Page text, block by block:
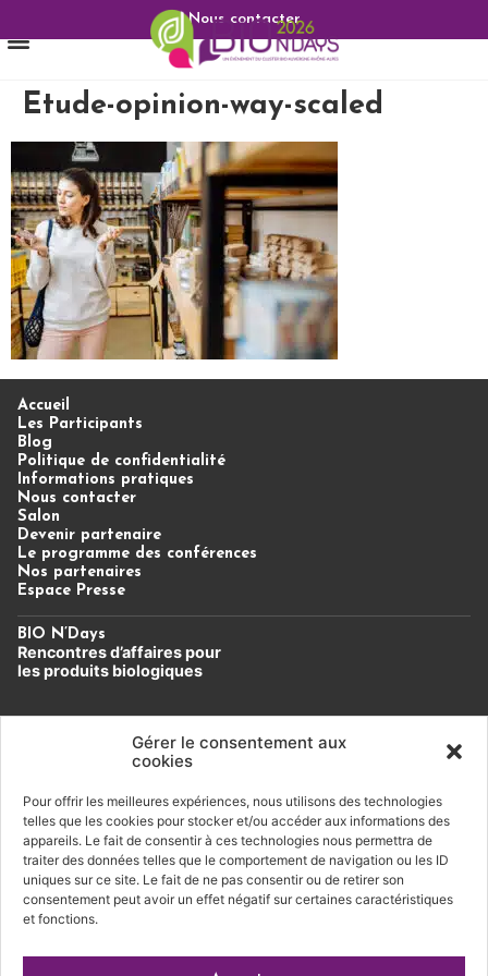
Gérer le consentement aux
cookies
Pour offrir les meilleures expériences, nous utilisons des technologies
telles que les cookies pour stocker et/ou accéder aux informations des
appareils. Le fait de consentir à ces technologies nous permettra de
traiter des données telles que le comportement de navigation ou les ID
uniques sur ce site. Le fait de ne pas consentir ou de retirer son
consentement peut avoir un effet négatif sur certaines caractéristiques
et fonctions.
Nous contacter
Etude-opinion-way-scaled
Accueil
Les Participants
Blog
Politique de confidentialité
Informations pratiques
Nous contacter
Salon
Devenir partenaire
Le programme des conférences
Nos partenaires
Espace Presse
BIO N’Days
Rencontres d’affairespour
les produits biologiques
Un évènement du Cluster Bio
Auvergne-Rhône-Alpes.
Soutien financier
Conditions générales de vente |